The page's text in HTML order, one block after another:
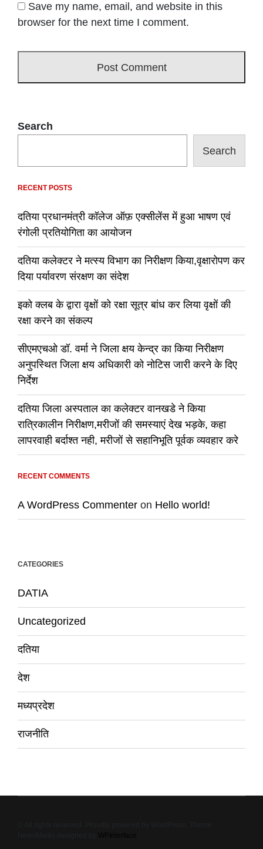
Save my name, email, and website in this
browser for the next time I comment.
Search
Search
RECENT POSTS
दतिया प्रधानमंत्री कॉलेज ऑफ़ एक्सीलेंस में हुआ भाषण एवं
रंगोली प्रतियोगिता का आयोजन
दतिया कलेक्टर ने मत्स्य विभाग का निरीक्षण किया,वृक्षारोपण कर
दिया पर्यावरण संरक्षण का संदेश
इको क्लब के द्वारा वृक्षों को रक्षा सूत्र बांध कर लिया वृक्षों की
रक्षा करने का संकल्प
सीएमएचओ डॉ. वर्मा ने जिला क्षय केन्द्र का किया निरीक्षण
अनुपस्थित जिला क्षय अधिकारी को नोटिस जारी करने के दिए
निर्देश
दतिया जिला अस्पताल का कलेक्टर वानखडे ने किया
रात्रिकालीन निरीक्षण,मरीजों की समस्याएं देख भड़के, कहा
लापरवाही बर्दाश्त नही, मरीजों से सहानिभूति पूर्वक व्यवहार करे
RECENT COMMENTS
A WordPress Commenter on Hello world!
CATEGORIES
DATIA
Uncategorized
दतिया
देश
मध्यप्रदेश
राजनीति